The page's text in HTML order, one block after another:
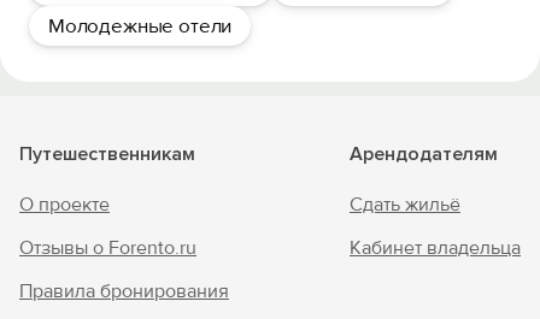
Молодежные отели
Путешественникам
О проекте
Отзывы о Forento.ru
Правила бронирования
Арендодателям
Сдать жильё
Кабинет владельца